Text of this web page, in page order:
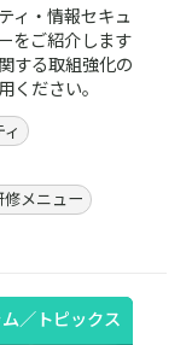
ィ・情報セキュ
をご紹介します
する取組強化の
ください。
修メニュー
／トピックス